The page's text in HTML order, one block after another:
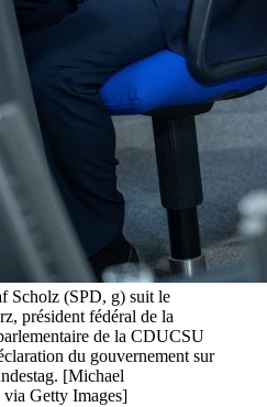
Scholz (SPD, g) suit le
président fédéral de la
de la CDUCSU
du gouvernement sur
[Michael
Getty Images]